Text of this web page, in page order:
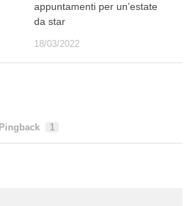
appuntamenti per un’estate
da star
18/03/2022
Pingback 1